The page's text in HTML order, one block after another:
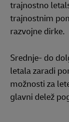
trajnostno
trajnostnim
razvojne dirke.
Srednje- do
letala zaradi
možnosti za
glavni delež